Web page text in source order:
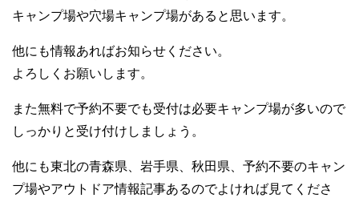
キャンプ場や穴場キャンプ場があると思います。
他にも情報あればお知らせください。
よろしくお願いします。
また無料で予約不要でも受付は必要キャンプ場が多いので
しっかりと受け付けしましょう。
他にも東北の青森県、岩手県、秋田県、予約不要のキャン
プ場やアウトドア情報記事あるのでよければ見てくださ